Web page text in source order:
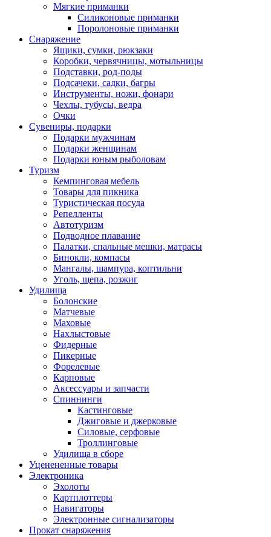
Мягкие приманки
Силиконовые приманки
Поролоновые приманки
Снаряжение
Ящики, сумки, рюкзаки
Коробки, червячницы, мотыльницы
Подставки, род-поды
Подсачеки, садки, багры
Инструменты, ножи, фонари
Чехлы, тубусы, ведра
Очки
Сувениры, подарки
Подарки мужчинам
Подарки женщинам
Подарки юным рыболовам
Туризм
Кемпинговая мебель
Товары для пикника
Туристическая посуда
Репелленты
Автотуризм
Подводное плавание
Палатки, спальные мешки, матрасы
Бинокли, компасы
Мангалы, шампура, коптильни
Уголь, щепа, розжиг
Удилища
Болонские
Матчевые
Маховые
Нахлыстовые
Фидерные
Пикерные
Форелевые
Карповые
Аксессуары и запчасти
Спиннинги
Кастинговые
Джиговые и джерковые
Силовые, серфовые
Троллинговые
Удилища в сборе
Уценененные товары
Электроника
Эхолоты
Картплоттеры
Навигаторы
Электронные сигнализаторы
Прокат снаряжения